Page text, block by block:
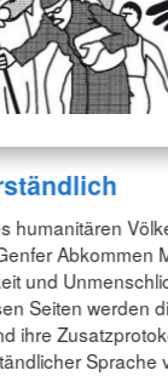
humanitären
Abkommen
und
Seiten werden
ihre
Sprache